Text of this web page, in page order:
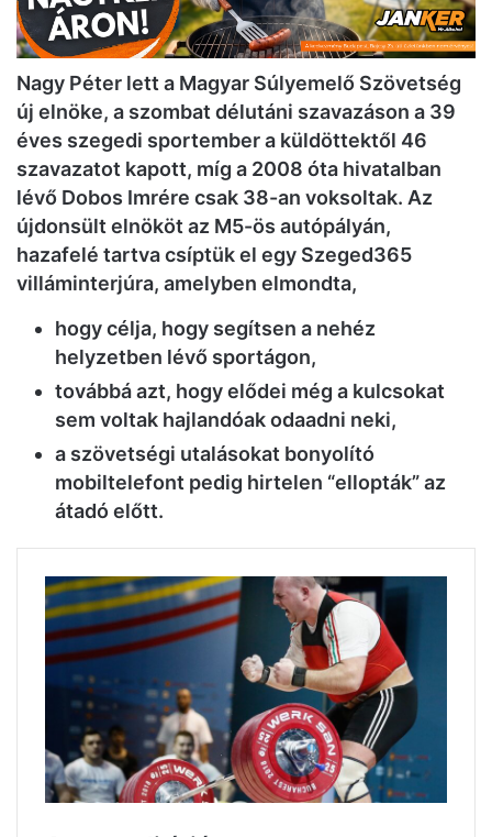
Nagy Péter lett a Magyar Súlyemelő Szövetség
új elnöke, a szombat délutáni szavazáson a 39
éves szegedi sportember a küldöttektől 46
szavazatot kapott, míg a 2008 óta hivatalban
lévő Dobos Imrére csak 38-an voksoltak. Az
újdonsült elnököt az M5-ös autópályán,
hazafelé tartva csíptük el egy Szeged365
villáminterjúra, amelyben elmondta,
hogy célja, hogy segítsen a nehéz
helyzetben lévő sportágon,
továbbá azt, hogy elődei még a kulcsokat
sem voltak hajlandóak odaadni neki,
a szövetségi utalásokat bonyolító
mobiltelefont pedig hirtelen “ellopták” az
átadó előtt.